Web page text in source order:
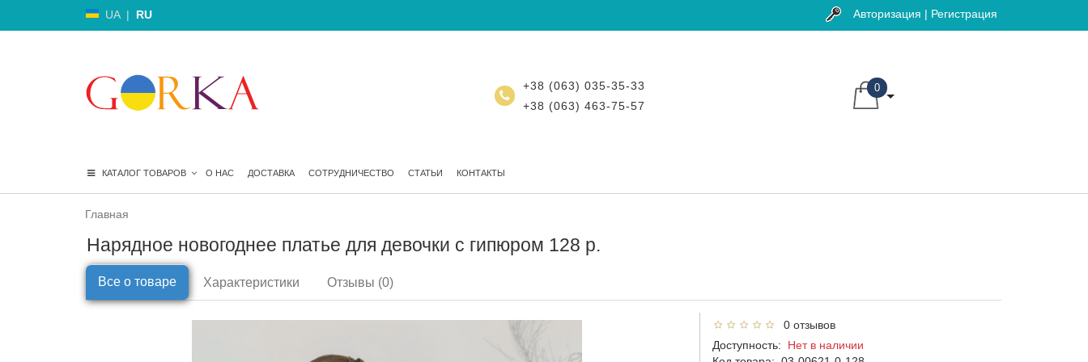
UA | RU Авторизация | Регистрация
+38 (063) 035-35-33
+38 (063) 463-75-57
0
КАТАЛОГ ТОВАРОВ О НАС ДОСТАВКА СОТРУДНИЧЕСТВО СТАТЬИ КОНТАКТЫ
Главная
Нарядное новогоднее платье для девочки с гипюром 128 р.
Все о товаре Характеристики Отзывы (0)
0 отзывов
Доступность: Нет в наличии